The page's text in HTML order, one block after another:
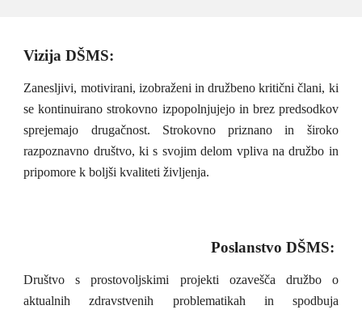
Vizija DŠMS:
Zanesljivi, motivirani, izobraženi in družbeno kritični člani, ki
se kontinuirano strokovno izpopolnjujejo in brez predsodkov
sprejemajo drugačnost. Strokovno priznano in široko
razpoznavno društvo, ki s svojim delom vpliva na družbo in
pripomore k boljši kvaliteti življenja.
Poslanstvo DŠMS:
Društvo s prostovoljskimi projekti ozavešča družbo o
aktualnih zdravstvenih problematikah in spodbuja